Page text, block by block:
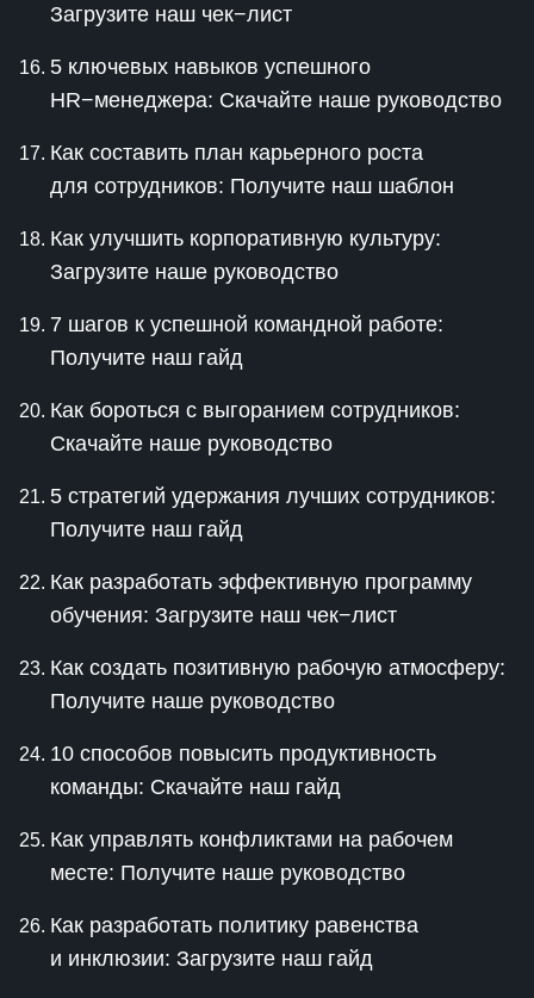
Загрузите наш чек−лист
5 ключевых навыков успешного
HR−менеджера: Скачайте наше руководство
Как составить план карьерного роста
для сотрудников: Получите наш шаблон
Как улучшить корпоративную культуру:
Загрузите наше руководство
7 шагов к успешной командной работе:
Получите наш гайд
Как бороться с выгоранием сотрудников:
Скачайте наше руководство
5 стратегий удержания лучших сотрудников:
Получите наш гайд
Как разработать эффективную программу
обучения: Загрузите наш чек−лист
Как создать позитивную рабочую атмосферу:
Получите наше руководство
10 способов повысить продуктивность
команды: Скачайте наш гайд
Как управлять конфликтами на рабочем
месте: Получите наше руководство
Как разработать политику равенства
и инклюзии: Загрузите наш гайд